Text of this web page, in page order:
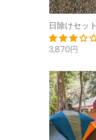
日除けセット
3,870円